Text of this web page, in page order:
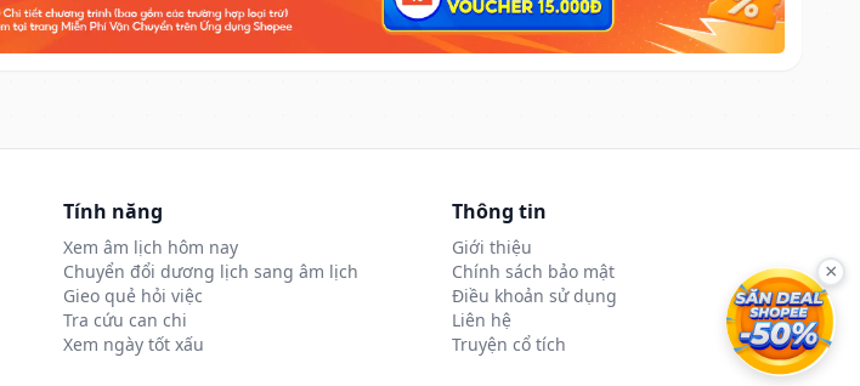
Tính năng
Xem âm lịch hôm nay
Chuyển đổi dương lịch sang âm lịch
Gieo quẻ hỏi việc
Tra cứu can chi
Xem ngày tốt xấu
Thông tin
Giới thiệu
Chính sách bảo mật
Điều khoản sử dụng
Liên hệ
Truyện cổ tích
×